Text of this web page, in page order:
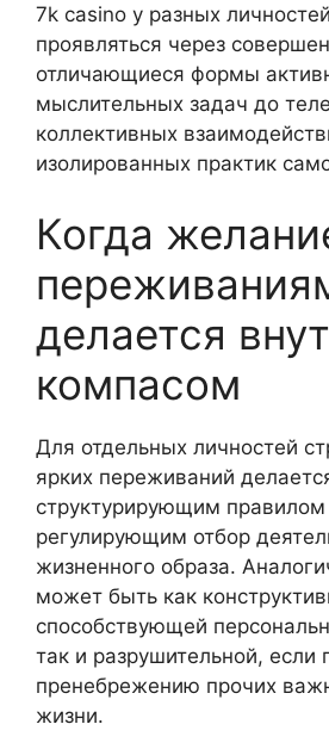
7k casino у разных
проявляться через
отличающиеся формы
мыслительных задач до
коллективных
изолированных практик
Когда
делается
компасом
Для отдельных личностей
ярких переживаний
структурирующим
регулирующим отбор
жизненного образа.
может быть как
способствующей
так и разрушительной, если
пренебрежению прочих
жизни.